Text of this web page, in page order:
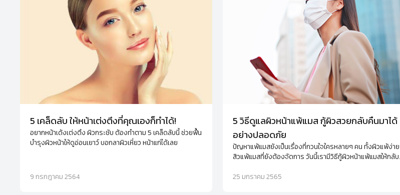
5 เคล็ดลับ ให้หน้าเต่งตึงที่คุณเองก็ทำได้!
อยากหน้าเด้งเต่งตึง ผิวกระชับ ต้องทำตาม 5 เคล็ดลับนี้ ช่วยฟื้น
บำรุงผิวหน้าให้ดูอ่อนเยาว์ บอกลาผิวเหี่ยว หน้าแก่ได้เลย
9 กรกฎาคม 2564
5 วิธีดูแลผิวหน้าแพ้แมส กู้ผิวสวยกลับคืนมาได้
อย่างปลอดภัย
ปัญหาแพ้แมสยังเป็นเรื่องที่กวนใจใครหลายๆ คน ทั้งผิวแพ้ง่าย
สิวแพ้แมสที่ยังต้องจัดการ วันนี้เรามีวิธีกู้ผิวหน้าแพ้แมสให้กลับ
25 มกราคม 2565